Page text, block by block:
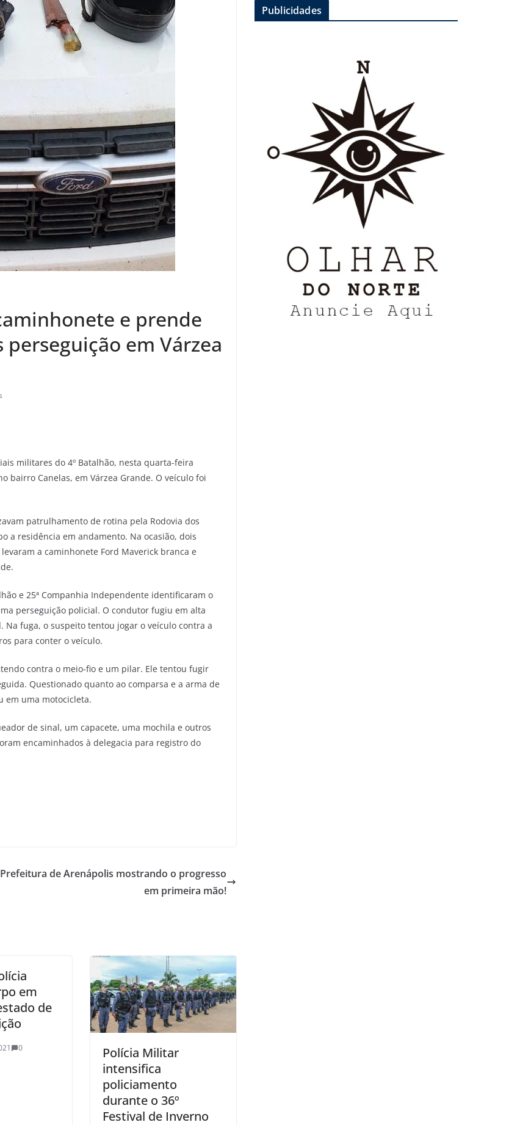
e prende
em Várzea
militares do 4º Batalhão, nesta quarta-feira
bairro Canelas, em Várzea Grande. O veículo foi
patrulhamento de rotina pela Rodovia dos
a residência em andamento. Na ocasião, dois
a caminhonete Ford Maverick branca e
e 25ª Companhia Independente identificaram o
perseguição policial. O condutor fugiu em alta
Na fuga, o suspeito tentou jogar o veículo contra a
para conter o veículo.
contra o meio-fio e um pilar. Ele tentou fugir
Questionado quanto ao comparsa e a arma de
em uma motocicleta.
de sinal, um capacete, uma mochila e outros
encaminhados à delegacia para registro do
Prefeitura de Arenápolis mostrando o progresso
em primeira mão!
em
de
0
Polícia Militar
intensifica
policiamento
durante o 36º
Festival de Inverno
Publicidades